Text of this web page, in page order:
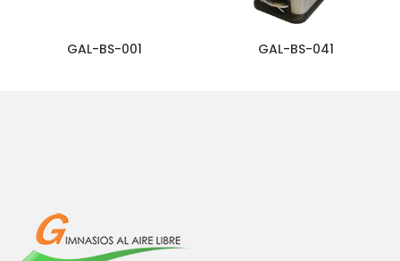
GAL-BS-001 GAL-BS-041